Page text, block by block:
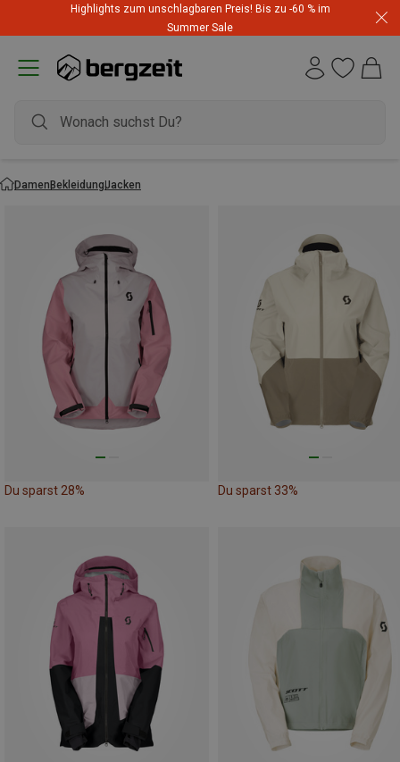
Highlights zum unschlagbaren Preis! Bis zu -60 % im
Summer Sale
DamenBekleidungJacken
Du sparst 28% Du sparst 33%